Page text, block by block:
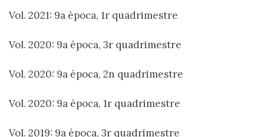
Vol. 2021: 9a època, 1r quadrimestre
Vol. 2020: 9a època, 3r quadrimestre
Vol. 2020: 9a època, 2n quadrimestre
Vol. 2020: 9a època, 1r quadrimestre
Vol. 2019: 9a època, 3r quadrimestre